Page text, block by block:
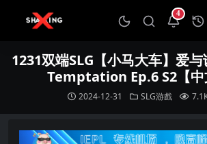
4
打开
1231双端SLG【小马大车】爱
Temptation Ep.6 S2【中
2024-12-31 SLG游戲